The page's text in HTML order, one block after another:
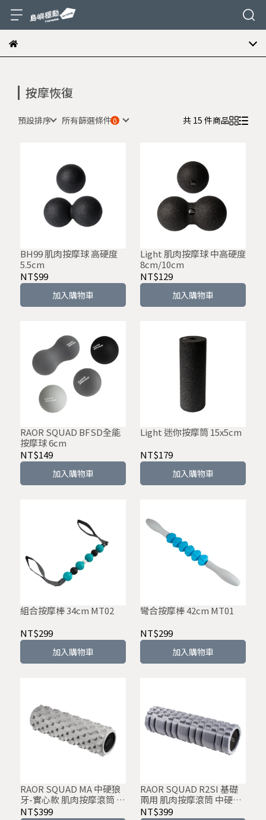
按摩恢復
預設排序 所有篩選條件 共 15 件商品
BH99 肌肉按摩球 高硬度
5.5cm
NT$99
加入購物車
Light 肌肉按摩球 中高硬度
8cm/10cm
NT$129
加入購物車
RAOR SQUAD BFSD全能
按摩球 6cm
NT$149
加入購物車
Light 迷你按摩筒 15x5cm
NT$179
加入購物車
組合按摩棒 34cm MT02
NT$299
加入購物車
彎合按摩棒 42cm MT01
NT$299
加入購物車
RAOR SQUAD MA 中硬狼
牙-實心款 肌肉按摩滾筒 中
硬度
NT$399
RAOR SQUAD R2SI 基礎
兩用 肌肉按摩滾筒 中硬度
33/45cm 實心
NT$399